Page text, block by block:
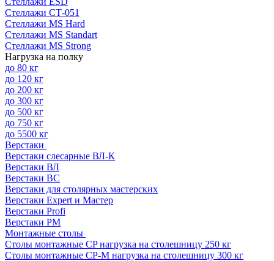
Стеллажи СТ-051
Стеллажи MS Hard
Стеллажи MS Standart
Стеллажи MS Strong
Нагрузка на полку
до 80 кг
до 120 кг
до 200 кг
до 300 кг
до 500 кг
до 750 кг
до 5500 кг
Верстаки
Верстаки слесарные ВЛ-К
Верстаки ВЛ
Верстаки ВС
Верстаки для столярных мастерских
Верстаки Expert и Мастер
Верстаки Profi
Верстаки РМ
Монтажные столы
Столы монтажные СP нагрузка на столешницу 250 кг
Столы монтажные СР-М нагрузка на столешницу 300 кг